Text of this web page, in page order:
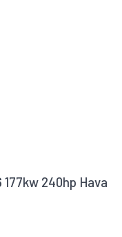
177kw 240hp Hava